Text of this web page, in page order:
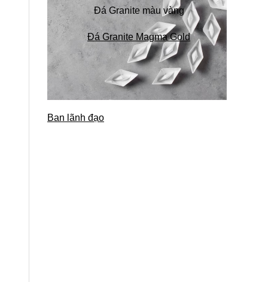
Ban lãnh đạo
Đá Granite màu vàng
Đá Granite Magma Gold